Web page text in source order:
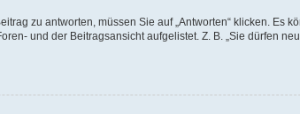
zu antworten, müssen Sie auf „Antworten“ klicken. Es
und der Beitragsansicht aufgelistet. Z. B. „Sie dürfen